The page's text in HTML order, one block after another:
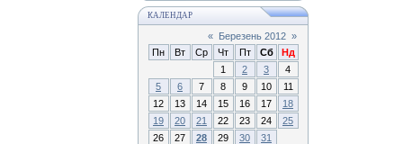
КАЛЕНДАР
« Березень 2012 »
Пн
Вт Ср Чт Пт Сб
Нд
1
2 3
4
5
6 7 8 9 10
11
12
13 14 15 16 17
18
19
20 21 22 23 24
25
26
27 28 29 30 31